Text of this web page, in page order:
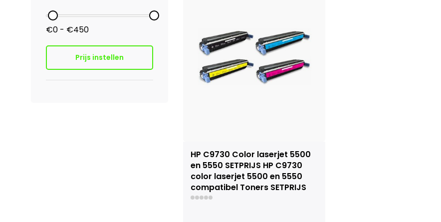
€0 - €450
Prijs instellen
HP C9730 Color laserjet 5500
en 5550 SETPRIJS HP C9730
color laserjet 5500 en 5550
compatibel Toners SETPRIJS